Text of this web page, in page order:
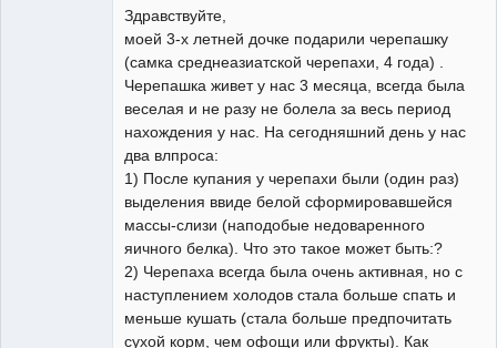
Здравствуйте,
моей 3-х летней дочке подарили черепашку
(самка среднеазиатской черепахи, 4 года) .
Черепашка живет у нас 3 месяца, всегда была
веселая и не разу не болела за весь период
нахождения у нас. На сегодняшний день у нас
два влпроса:
1) После купания у черепахи были (один раз)
выделения ввиде белой сформировавшейся
массы-слизи (наподобые недоваренного
яичного белка). Что это такое может быть:?
2) Черепаха всегда была очень активная, но с
наступлением холодов стала больше спать и
меньше кушать (стала больше предпочитать
сухой корм, чем офощи или фрукты). Как